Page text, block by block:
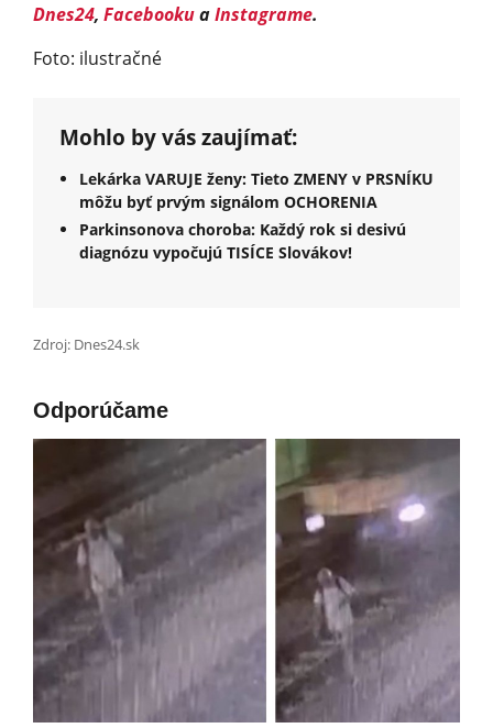
Dnes24, FacebookuaInstagrame.
Foto: ilustračné
Mohlo by vás zaujímať:
Lekárka VARUJE ženy: Tieto ZMENY v PRSNÍKU
môžu byť prvým signálom OCHORENIA
Parkinsonova choroba: Každý rok si desivú
diagnózu vypočujú TISÍCE Slovákov!
Zdroj: Dnes24.sk
Odporúčame